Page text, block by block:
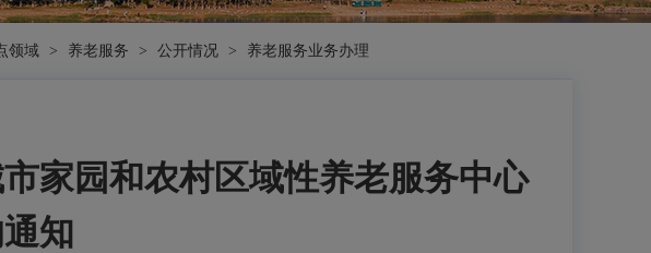
领域 > 养老服务 > 公开情况 > 养老服务业务办理
家园和农村区域性养老服务中心
知